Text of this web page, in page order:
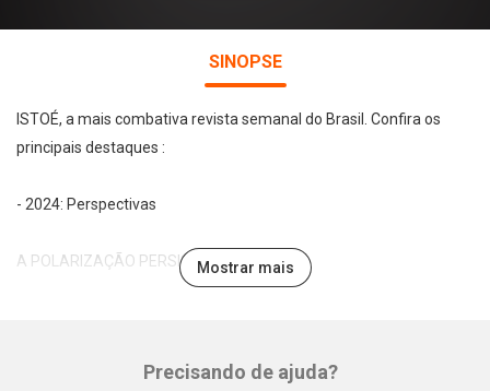
SINOPSE
ISTOÉ, a mais combativa revista semanal do Brasil. Confira os
principais destaques :
- 2024: Perspectivas
A POLARIZAÇÃO PERSISTEMostrar mais
Precisando de ajuda?
Facebook Twitter